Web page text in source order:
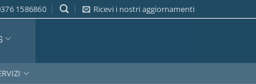
1586860 Ricevi i nostri aggiornamenti